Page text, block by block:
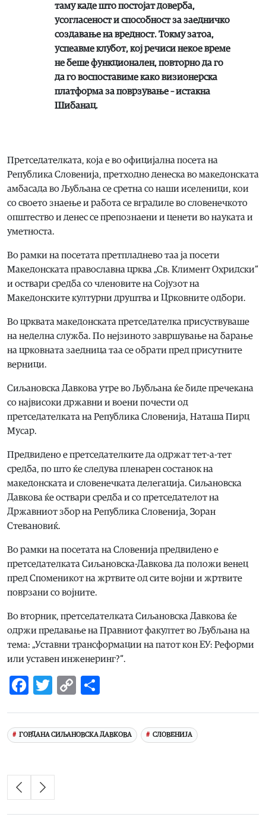
таму каде што постојат доверба,
усогласеност и способност за заедничко
создавање на вредност. Токму затоа,
успеавме клубот, кој речиси некое време
не беше функционален, повторно да го
да го воспоставиме како визионерска
платформа за поврзување – истакна
Шибанац.
Претседателката, која е во официјална посета на
Република Словенија, претходно денеска во македонската
амбасада во Љубљана се сретна со наши иселеници, кои
со своето знаење и работа се вградиле во словенечкото
општество и денес се препознаени и ценети во науката и
уметноста.
Во рамки на посетата претпладнево таа ја посети
Македонската православна црква „Св. Климент Охридски“
и оствари средба со членовите на Сојузот на
Македонските културни друштва и Црковните одбори.
Во црквата македонската претседателка присуствуваше
на неделна служба. По нејзиното завршување на барање
на црковната заедница таа се обрати пред присутните
верници.
Сиљановска Давкова утре во Љубљана ќе биде пречекана
со највисоки државни и воени почести од
претседателката на Република Словенија, Наташа Пирц
Мусар.
Предвидено е претседателките да одржат тет-а-тет
средба, по што ќе следува пленарен состанок на
македонската и словенечката делегација. Сиљановска
Давкова ќе оствари средба и со претседателот на
Државниот збор на Република Словенија, Зоран
Стевановиќ.
Во рамки на посетата на Словенија предвидено е
претседателката Сиљановска-Давкова да положи венец
пред Споменикот на жртвите од сите војни и жртвите
поврзани со војните.
Во вторник, претседателката Сиљановска Давкова ќе
одржи предавање на Правниот факултет во Љубљана на
тема: „Уставни трансформации на патот кон ЕУ: Реформи
или уставен инженеринг?“.
Facebook
Twitter
Copy
ГОРДАНА СИЉАНОВСКА ДАВКОВА СЛОВЕНИЈА